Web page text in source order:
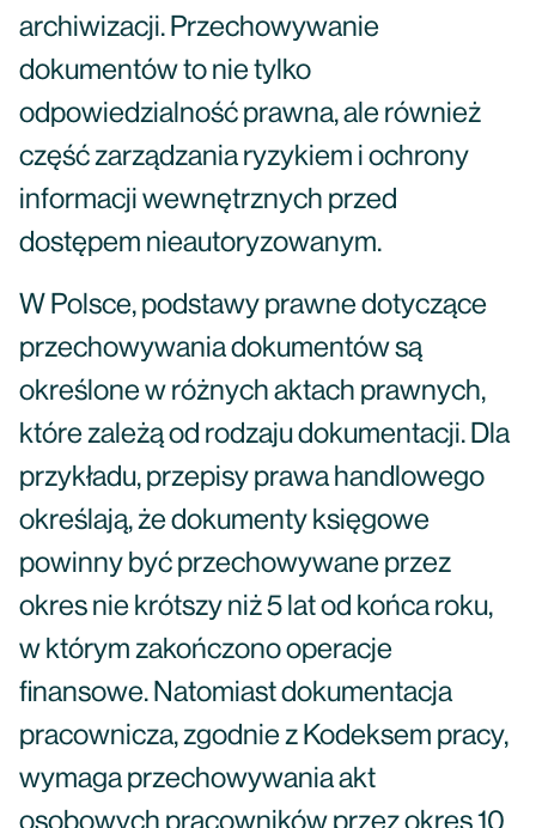
archiwizacji. Przechowywanie
dokumentów to nie tylko
odpowiedzialność prawna, ale również
część zarządzania ryzykiem i ochrony
informacji wewnętrznych przed
dostępem nieautoryzowanym.
W Polsce, podstawy prawne dotyczące
przechowywania dokumentów są
określone w różnych aktach prawnych,
które zależą od rodzaju dokumentacji. Dla
przykładu, przepisy prawa handlowego
określają, że dokumenty księgowe
powinny być przechowywane przez
okres nie krótszy niż 5 lat od końca roku,
w którym zakończono operacje
finansowe. Natomiast dokumentacja
pracownicza, zgodnie z Kodeksem pracy,
wymaga przechowywania akt
osobowych pracowników przez okres 10